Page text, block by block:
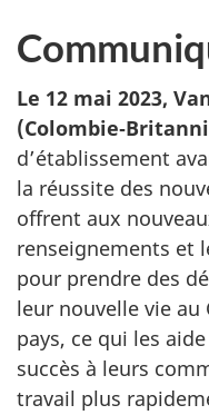
Le 12 mai 2023,
d’établissement
la réussite des
offrent aux
renseignements et
pour prendre des
leur nouvelle vie au
pays, ce qui les
succès à leurs
travail plus